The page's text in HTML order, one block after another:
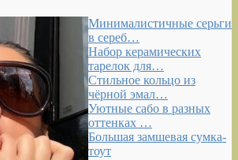
Минималистичные серьги
в сереб…
Набор керамических
тарелок для…
Стильное кольцо из
чёрной эмал…
Уютные сабо в разных
оттенках …
Большая замшевая сумка-
тоут